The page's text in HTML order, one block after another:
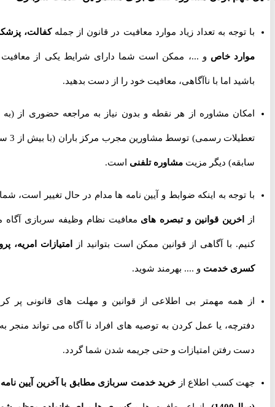
با توجه به تعداد زیاد موارد معافیت در قانون از جملهکفالت، پزشکی،
موارد خاصو ...، ممکن است شما دارای شرایط یکی از معافیت ها
باشید اما با ناآگاهی، معافیت خود را از دست بدهید.
امکان مشاوره از هر نقطه و بدون نیاز به مراجعه حضوری از (به جز
تعطیلات رسمی) توسط مشاورین مجرب مرکز باران (با بیش از 3 سال
سابقه) دیگر مزیت مشاوره تلفنیاست.
با توجه به اینکه ضوابط و آیین نامه ها مدام در حال تغییر است، شما را
اخرین قوانین و تبصره هایمعافیت نظام وظیفه سربازی آگاه می
کنیم. با آگاهی از قوانین ممکن است بتوانید ازامتیازات امریه، پروژه
کسری خدمتو .... بهرمند شوید.
از همه مهمتر بی اطلاعی از قوانین و مهلت های قانونی پر کردن
دفترچه، یا عمل کردن به توصیه های افراد نا آگاه می تواند منجر به از
دست رفتن امتیازات و حتی جریمه شدن شما گردد.
جهت کسب اطلاع ازخرید خدمت سربازی مطابق با آخرین آیین نامه ها